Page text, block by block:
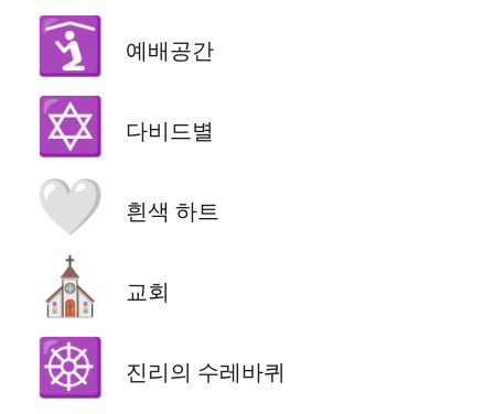
🛐 예배공간
✡️ 다비드별
🤍 흰색 하트
⛪ 교회
☸️ 진리의 수레바퀴